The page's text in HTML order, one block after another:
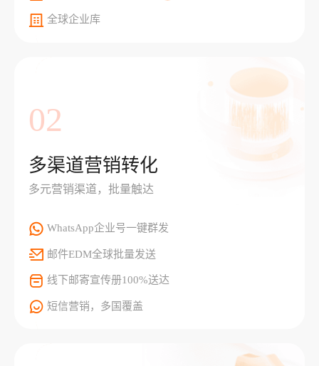
全球企业库
02
多渠道营销转化
多元营销渠道，批量触达
WhatsApp企业号一键群发
邮件EDM全球批量发送
线下邮寄宣传册100%送达
短信营销，多国覆盖